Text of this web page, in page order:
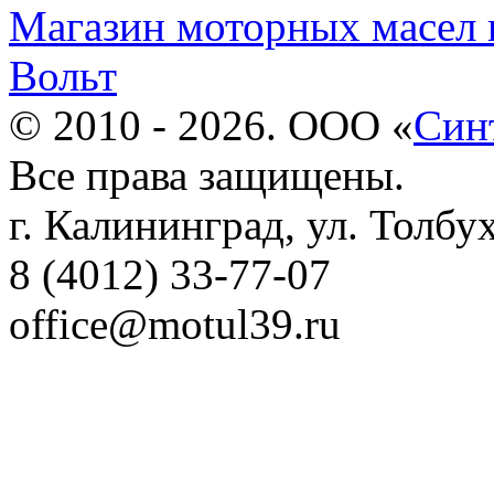
Магазин моторных масел
Вольт
© 2010 - 2026. ООО «
Все права защищены.
г. Калининград, ул.
8 (4012) 33-77-07
office@motul39.ru